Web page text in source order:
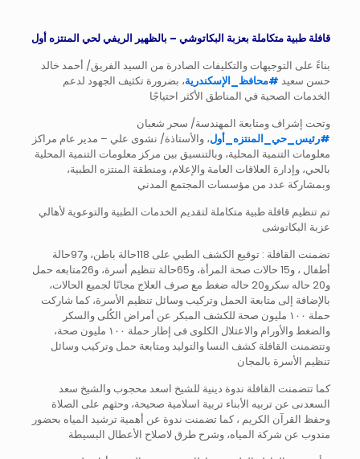
قافلة طبية متكاملة بعزبة البكاتوشي – بالظهير الريفي لحي المنتزه أول
بناءً على التوجيهات والتكليفات الصادرة من السيد الفريق/ أحمد خالد
حسن سعيد #محافظ_الإسكندرية، بضرورة تكثيف الجهود لدعم
الخدمات الصحية في المناطق الأكثر احتياجًا
وتحت إشراف ومتابعة المهندسة/ سحر شعبان
#رئيس_حي_المنتزه_أول، والأستاذة/ نشوى علي – مدير عام مراكز
معلومات التنمية المحلية، وبالتنسيق بين مركز معلومات التنمية المحلية
بالحي، وإدارة العلاقات العامة والإعلام، ومنطقة المنتزه الطبية،
وبمشاركة عدد من مؤسسات المجتمع المدني
تم تنظيم قافلة طبية متكاملة لتقديم الخدمات الطبية والتوعوية لأهالي
عزبة البكاتوشى
تضمنت القافلة : توقيع الكشف الطبي على 118حالة باطن، و97حالة
أطفال ، و15 حالات صحة المرأة، و65حالة تنظيم أسرة، و26متابعه حمل
و20 حاله سكرو20 حاله ضغط مع صرف العلاج مجانًا لجميع الحالات،
بالإضافة إلى متابعة الحمل وتركيب وسائل تنظيم الأسرة، كما شاركت
حملة ١٠٠ مليون صحة للكشف المبكر عن أمراض الكُلى والسكر
والضغط والأورام والاعتلال الكلوى فى إطار حملة ١٠٠ مليون صحة،
وتتضمنت القافلة كشف النسا والتوليد ومتابعة حمل وتركيب وسائل
تنظيم الأسرة بالمجان
كما تتضمنت القافلة ندوة دينية للشيخ اسعد محجوب والشيخ سعد
السعدنى عن تربيه الأبناء تربية اسلامية صحيحة، وحثهم على الصلاة
وحفظ القرآن الكريم ، كما تضمنت ندوة عن أهمية ترشيد المياه بحضور
مندوب عن شركة المياه، وشرح طرق لاصلاح الأعطال البسيطة